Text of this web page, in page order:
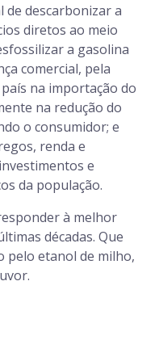
de descarbonizar a
diretos ao meio
a gasolina
comercial, pela
na importação do
na redução do
o consumidor; e
renda e
e
da população.
à melhor
décadas. Que
pelo etanol de milho,